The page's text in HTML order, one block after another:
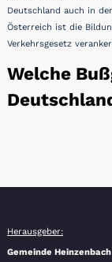
Deutschland auch in
Österreich ist die
Verkehrsgesetz
Welche
Herausgeber:
Gemeinde Heinzenbach